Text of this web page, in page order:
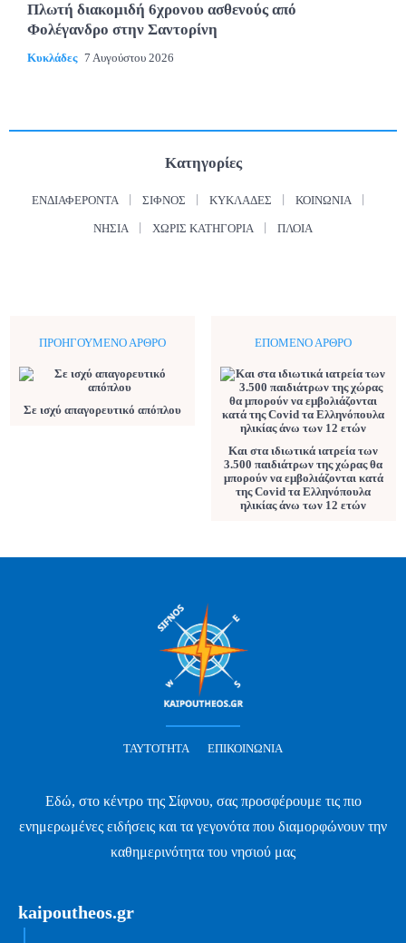
Πλωτή διακομιδή 6χρονου ασθενούς από
Φολέγανδρο στην Σαντορίνη
Κυκλάδες 7 Αυγούστου 2026
Κατηγορίες
ΕΝΔΙΑΦΈΡΟΝΤΑ ΣΊΦΝΟΣ ΚΥΚΛΆΔΕΣ ΚΟΙΝΩΝΊΑ
ΝΗΣΙΆ ΧΩΡΊΣ ΚΑΤΗΓΟΡΊΑ ΠΛΟΊΑ
ΠΡΟΗΓΟΎΜΕΝΟ ΆΡΘΡΟ
Σε ισχύ απαγορευτικό απόπλου
ΕΠΌΜΕΝΟ ΆΡΘΡΟ
Και στα ιδιωτικά ιατρεία των
3.500 παιδιάτρων της χώρας θα
μπορούν να εμβολιάζονται κατά
της Covid τα Ελληνόπουλα
ηλικίας άνω των 12 ετών
ΤΑΥΤΌΤΗΤΑ ΕΠΙΚΟΙΝΩΝΊΑ
Εδώ, στο κέντρο της Σίφνου, σας προσφέρουμε τις πιο
ενημερωμένες ειδήσεις και τα γεγονότα που διαμορφώνουν την
καθημερινότητα του νησιού μας
kaipoutheos.gr